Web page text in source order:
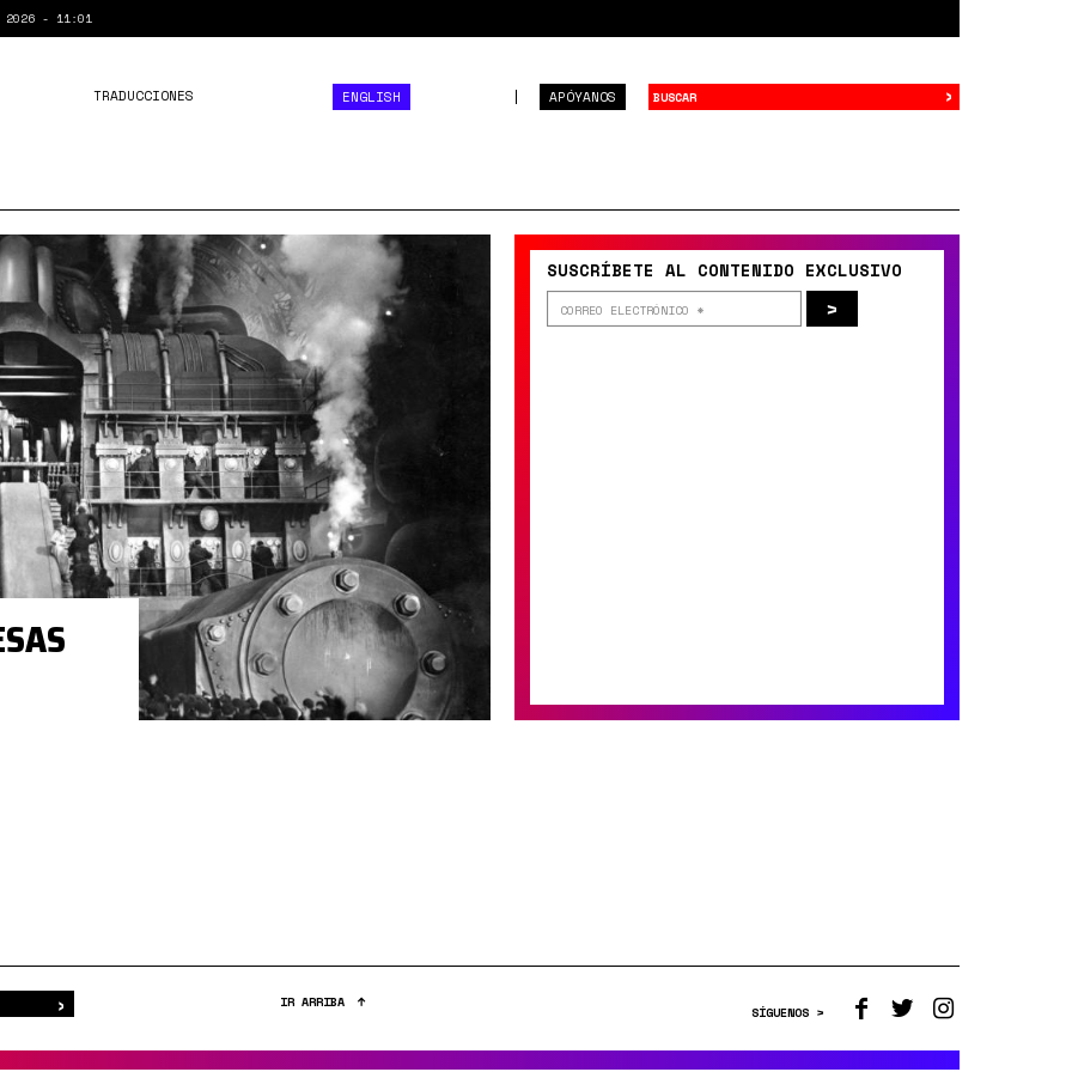
- 11:01
APÓYANOS
TRADUCCIONES ENGLISH ›
SUSCRÍBETE AL CONTENIDO EXCLUSIVO
>
› IR ARRIBA
SÍGUENOS >